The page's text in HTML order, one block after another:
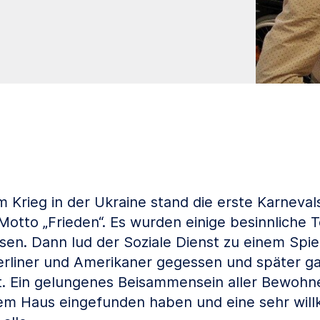
Krieg in der Ukraine stand die erste
„Frieden“. Es wurden einige besinnliche
Dann lud der Soziale Dienst zu einem
und Amerikaner gegessen und später
gelungenes Beisammensein aller
Haus eingefunden haben und eine sehr